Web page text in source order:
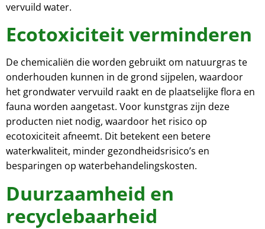
vervuild water.
Ecotoxiciteit verminderen
De chemicaliën die worden gebruikt om natuurgras te
onderhouden kunnen in de grond sijpelen, waardoor
het grondwater vervuild raakt en de plaatselijke flora en
fauna worden aangetast. Voor kunstgras zijn deze
producten niet nodig, waardoor het risico op
ecotoxiciteit afneemt. Dit betekent een betere
waterkwaliteit, minder gezondheidsrisico’s en
besparingen op waterbehandelingskosten.
Duurzaamheid en
recyclebaarheid